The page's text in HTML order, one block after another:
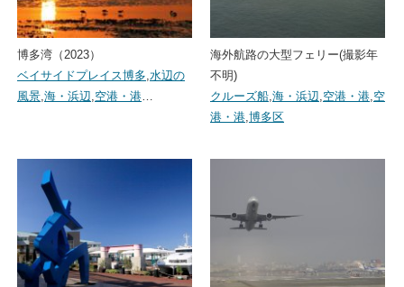
博多湾（2023）
ベイサイドプレイス博多,水辺の
風景,海・浜辺,空港・港…
海外航路の大型フェリー(撮影年
不明)
クルーズ船,海・浜辺,空港・港,空
港・港,博多区